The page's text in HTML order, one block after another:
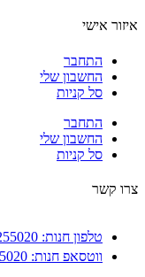
אישי
התחבר
החשבון שלי
סל קניות
התחבר
החשבון שלי
סל קניות
קשר
טלפון חנות: 053-3255020
ווטסאפ חנות: 053-3255020